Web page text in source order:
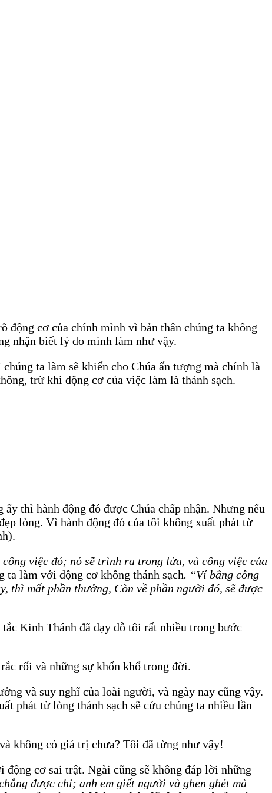
động cơ của chính mình vì bản thân chúng ta không
nhận biết lý do mình làm như vậy.
ta làm sẽ khiến cho Chúa ấn tượng mà chính là
trừ khi động cơ của việc làm là thánh sạch.
thì hành động đó được Chúa chấp nhận. Nhưng nếu
lòng. Vì hành động đó của tôi không xuất phát từ
việc đó; nó sẽ trình ra trong lửa, và công việc của
ta làm với động cơ không thánh sạch. “Ví bằng công
thì mất phần thưởng, Còn về phần người đó, sẽ được
Kinh Thánh đã dạy dỗ tôi rất nhiều trong bước
rối và những sự khốn khổ trong đời.
và suy nghĩ của loài người, và ngày nay cũng vậy.
phát từ lòng thánh sạch sẽ cứu chúng ta nhiều lần
không có giá trị chưa? Tôi đã từng như vậy!
cơ sai trật. Ngài cũng sẽ không đáp lời những
được chi; anh em giết người và ghen ghét mà